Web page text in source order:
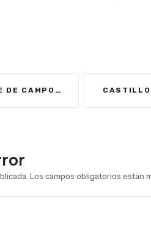
VALLADOLID
Los campos obligatorios están